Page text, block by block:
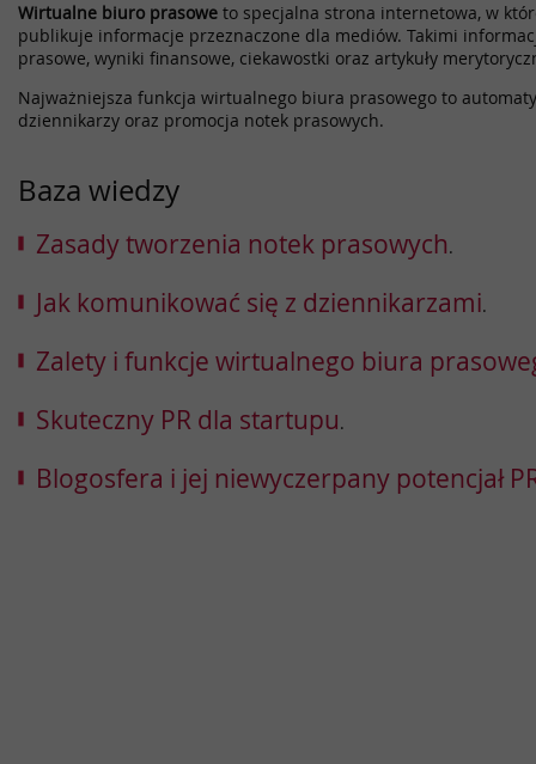
Wirtualne biuro prasowe to specjalna strona internetowa, w
publikuje informacje przeznaczone dla mediów. Takimi
prasowe, wyniki finansowe, ciekawostki oraz artykuły
Najważniejsza funkcja wirtualnego biura prasowego to
dziennikarzy oraz promocja notek prasowych.
Baza wiedzy
Zasady tworzenia notek prasowych.
Jak komunikować się z dziennikarzami.
Zalety i funkcje wirtualnego biura
Skuteczny PR dla startupu.
Blogosfera i jej niewyczerpany potencjał